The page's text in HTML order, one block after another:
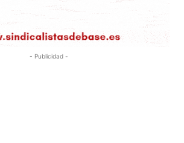
- Publicidad -